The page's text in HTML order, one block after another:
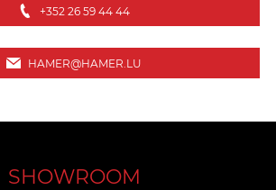
+352 26 59 44 44
HAMER@HAMER.LU
SHOWROOM